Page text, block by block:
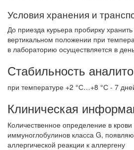
Условия хранения и
До приезда курьера пробирку
вертикальном положении при
в лабораторию осуществляется в
Стабильность
при температуре +2 °С…+8 °С - 7
Клиническая
Количественное определение в
иммуноглобулинов класса G,
аллергической реакции к аллергену